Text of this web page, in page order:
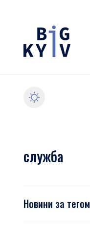
служба
Новини за тегом